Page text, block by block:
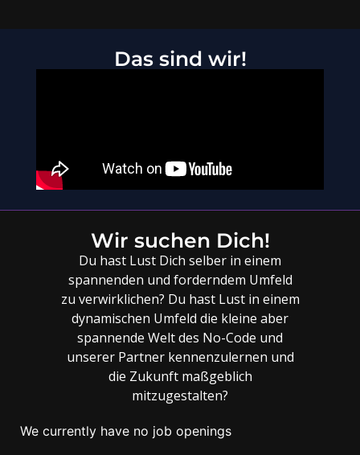
Das sind wir!​
Wir suchen Dich!
Du hast Lust Dich selber in einem
spannenden und forderndem Umfeld
zu verwirklichen? Du hast Lust in einem
dynamischen Umfeld die kleine aber
spannende Welt des No-Code und
unserer Partner kennenzulernen und
die Zukunft maßgeblich
mitzugestalten?
We currently have no job openings